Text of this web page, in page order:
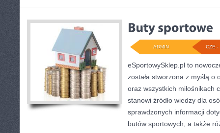
CZE -
ADMIN
eSportowySklep.pl to
została stworzona z myślą o
oraz wszystkich miłośnikach
stanowi źródło wiedzy dla
sprawdzonych informacji
butów sportowych, a także